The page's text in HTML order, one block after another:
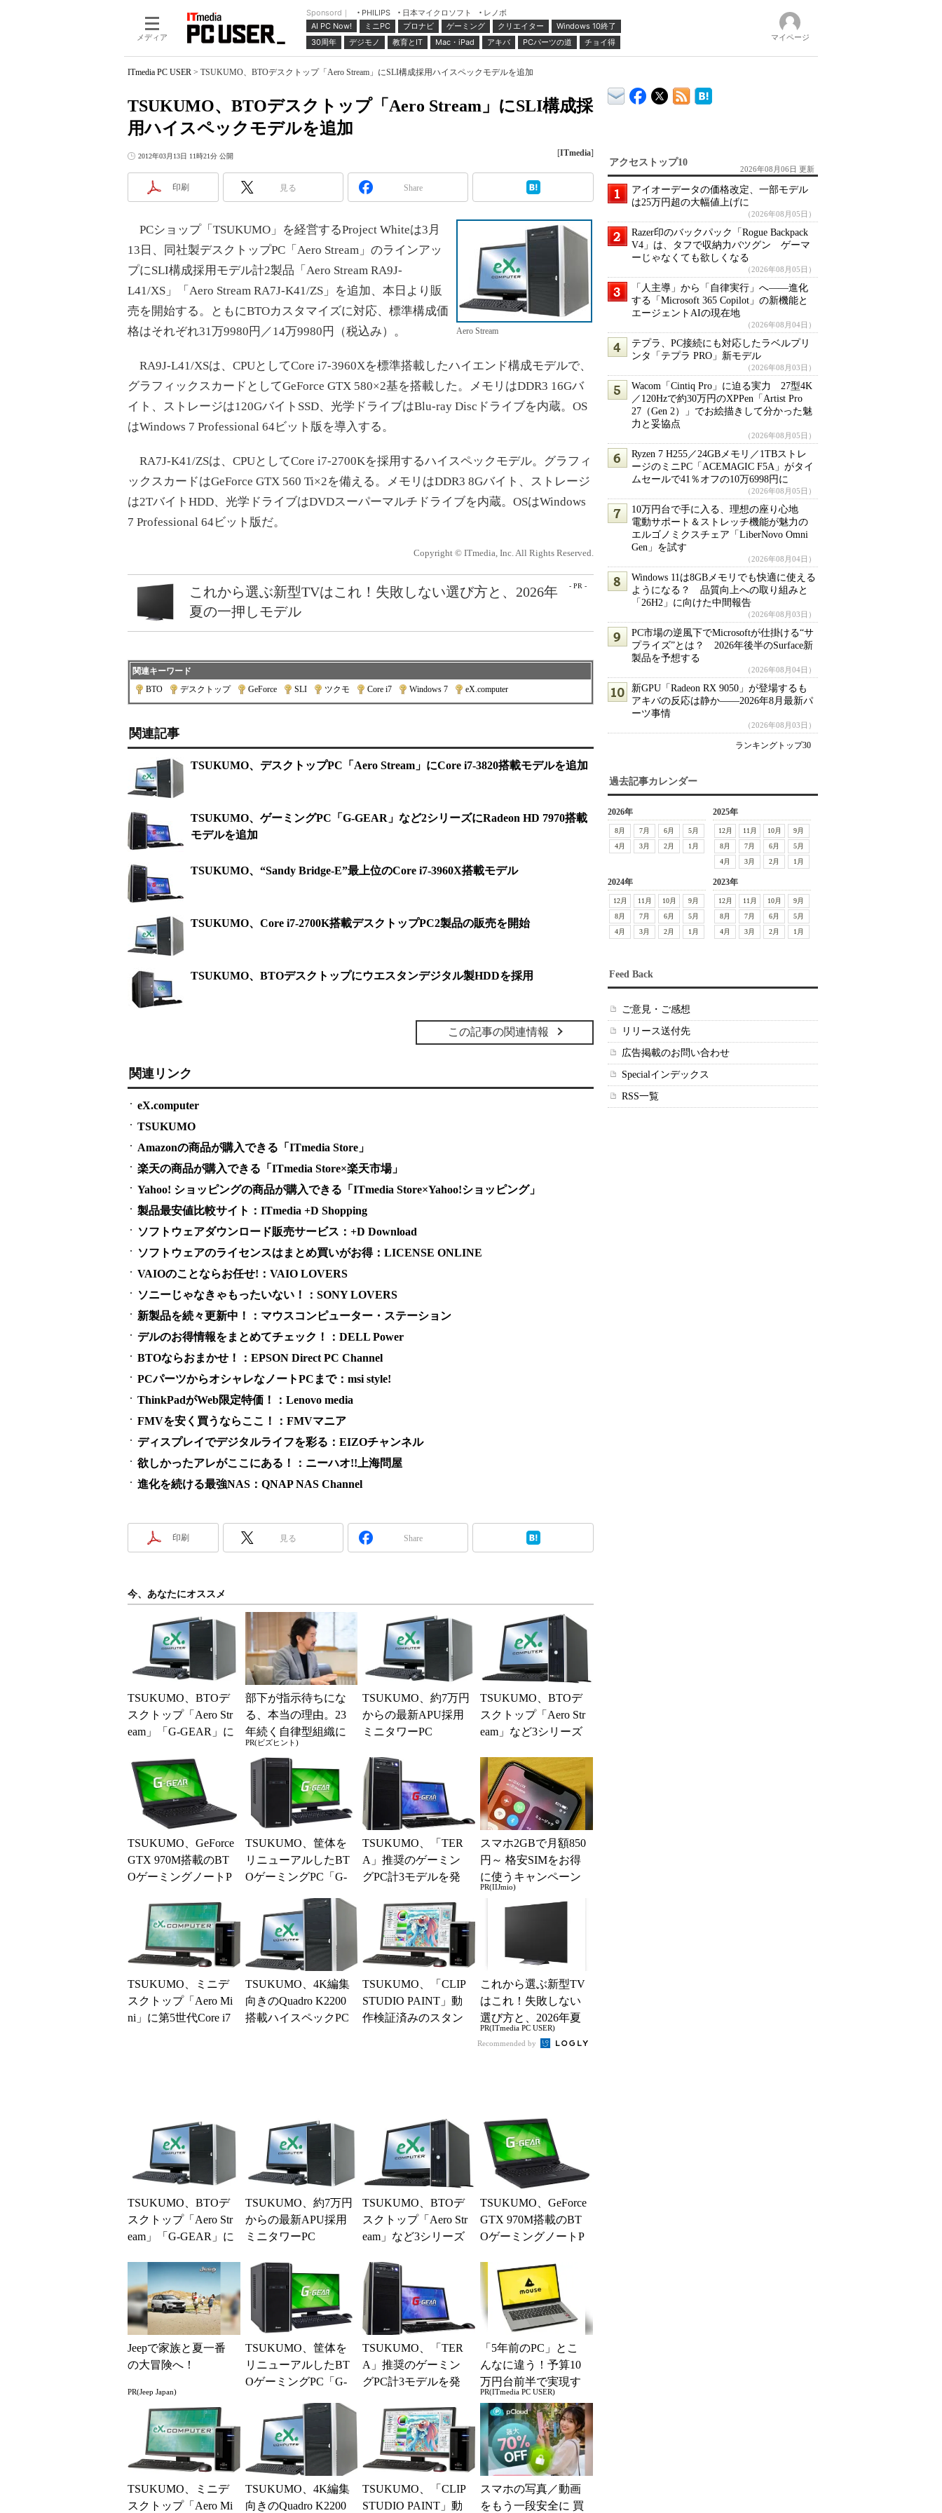
メディア
Sponsord｜ PHILIPS 日本マイクロソフト
レノボ
AI PC Now!
ミニPC プロナビ ゲーミング クリエイター
Windows 10終了
30周年
デジモノ 教育とIT Mac・iPad アキバ PCパーツの道 チョイ得 マイページ
ITmedia PC USER > TSUKUMO、BTOデスクトップ「Aero Stream」にSLI構成採用ハイスペックモデルを追加
TSUKUMO、BTOデスクトップ「Aero Stream」にSLI構成採
用ハイスペックモデルを追加
2012年03月13日 11時21分 公開 [ITmedia]
印刷 見る Share
Aero Stream
PCショップ「TSUKUMO」を経営するProject Whiteは3月
13日、同社製デスクトップPC「Aero Stream」のラインアッ
プにSLI構成採用モデル計2製品「Aero Stream RA9J-
L41/XS」「Aero Stream RA7J-K41/ZS」を追加、本日より販
売を開始する。ともにBTOカスタマイズに対応、標準構成価
格はそれぞれ31万9980円／14万9980円（税込み）。
RA9J-L41/XSは、CPUとしてCore i7-3960Xを標準搭載したハイエンド構成モデルで、
グラフィックスカードとしてGeForce GTX 580×2基を搭載した。メモリはDDR3 16Gバ
イト、ストレージは120GバイトSSD、光学ドライブはBlu-ray Discドライブを内蔵。OS
はWindows 7 Professional 64ビット版を導入する。
RA7J-K41/ZSは、CPUとしてCore i7-2700Kを採用するハイスペックモデル。グラフィ
ックスカードはGeForce GTX 560 Ti×2を備える。メモリはDDR3 8Gバイト、ストレージ
は2TバイトHDD、光学ドライブはDVDスーパーマルチドライブを内蔵。OSはWindows
7 Professional 64ビット版だ。
Copyright © ITmedia, Inc. All Rights Reserved.
- PR -
これから選ぶ新型TVはこれ！失敗しない選び方と、2026年
夏の一押しモデル
関連キーワード
BTO
デスクトップ| GeForce SLI ツクモ Core i7 Windows 7 eX.computer
関連記事
TSUKUMO、デスクトップPC「Aero Stream」にCore i7-3820搭載モデルを追加
TSUKUMO、ゲーミングPC「G-GEAR」など2シリーズにRadeon HD 7970搭載
モデルを追加
TSUKUMO、“Sandy Bridge-E”最上位のCore i7-3960X搭載モデル
TSUKUMO、Core i7-2700K搭載デスクトップPC2製品の販売を開始
TSUKUMO、BTOデスクトップにウエスタンデジタル製HDDを採用
この記事の関連情報
関連リンク
eX.computer
TSUKUMO
Amazonの商品が購入できる「ITmedia Store」
楽天の商品が購入できる「ITmedia Store×楽天市場」
Yahoo! ショッピングの商品が購入できる「ITmedia Store×Yahoo!ショッピング」
製品最安値比較サイト：ITmedia +D Shopping
ソフトウェアダウンロード販売サービス：+D Download
ソフトウェアのライセンスはまとめ買いがお得：LICENSE ONLINE
VAIOのことならお任せ!：VAIO LOVERS
ソニーじゃなきゃもったいない！：SONY LOVERS
新製品を続々更新中！：マウスコンピューター・ステーション
デルのお得情報をまとめてチェック！：DELL Power
BTOならおまかせ！：EPSON Direct PC Channel
PCパーツからオシャレなノートPCまで：msi style!
ThinkPadがWeb限定特価！：Lenovo media
FMVを安く買うならここ！：FMVマニア
ディスプレイでデジタルライフを彩る：EIZOチャンネル
欲しかったアレがここにある！：ニーハオ!!上海問屋
進化を続ける最強NAS：QNAP NAS Channel
印刷 見る Share
今、あなたにオススメ
TSUKUMO、BTOデ
スクトップ「Aero Str
eam」「G-GEAR」に
部下が指示待ちにな
る、本当の理由。23
年続く自律型組織に
共通する「3つの要
素」
PR(ビズヒント)
TSUKUMO、約7万円
からの最新APU採用
ミニタワーPC
TSUKUMO、BTOデ
スクトップ「Aero Str
eam」など3シリーズ
TSUKUMO、GeForce
GTX 970M搭載のBT
OゲーミングノートP
TSUKUMO、筐体を
リニューアルしたBT
OゲーミングPC「G-
TSUKUMO、「TER
A」推奨のゲーミン
グPC計3モデルを発
スマホ2GBで月額850
円～ 格安SIMをお得
に使うキャンペーン
実施中！
PR(IIJmio)
TSUKUMO、ミニデ
スクトップ「Aero Mi
ni」に第5世代Core i7
TSUKUMO、4K編集
向きのQuadro K2200
搭載ハイスペックPC
TSUKUMO、「CLIP
STUDIO PAINT」動
作検証済みのスタン
これから選ぶ新型TV
はこれ！失敗しない
選び方と、2026年夏
の一押しモデル
PR(ITmedia PC USER)
Recommended by
TSUKUMO、BTOデ
スクトップ「Aero Str
eam」「G-GEAR」に
TSUKUMO、約7万円
からの最新APU採用
ミニタワーPC
TSUKUMO、BTOデ
スクトップ「Aero Str
eam」など3シリーズ
TSUKUMO、GeForce
GTX 970M搭載のBT
OゲーミングノートP
Jeepで家族と夏一番
の大冒険へ！
PR(Jeep Japan)
TSUKUMO、筐体を
リニューアルしたBT
OゲーミングPC「G-
TSUKUMO、「TER
A」推奨のゲーミン
グPC計3モデルを発
「5年前のPC」とこ
んなに違う！予算10
万円台前半で実現す
る快適PCライフ
PR(ITmedia PC USER)
TSUKUMO、ミニデ
スクトップ「Aero Mi
TSUKUMO、4K編集
向きのQuadro K2200
TSUKUMO、「CLIP
STUDIO PAINT」動
スマホの写真／動画
をもう一段安全に 買
アクセストップ10
2026年08月06日 更新
アイオーデータの価格改定、一部モデル
は25万円超の大幅値上げに
（2026年08月05日）
Razer印のバックパック「Rogue Backpack
V4」は、タフで収納力バツグン ゲーマ
ーじゃなくても欲しくなる
（2026年08月05日）
「人主導」から「自律実行」へ――進化
する「Microsoft 365 Copilot」の新機能と
エージェントAIの現在地
（2026年08月04日）
テプラ、PC接続にも対応したラベルプリ
ンタ「テプラ PRO」新モデル
（2026年08月03日）
Wacom「Cintiq Pro」に迫る実力 27型4K
／120Hzで約30万円のXPPen「Artist Pro
27（Gen 2）」でお絵描きして分かった魅
力と妥協点
（2026年08月05日）
Ryzen 7 H255／24GBメモリ／1TBストレ
ージのミニPC「ACEMAGIC F5A」がタイ
ムセールで41％オフの10万6998円に
（2026年08月05日）
10万円台で手に入る、理想の座り心地
電動サポート＆ストレッチ機能が魅力の
エルゴノミクスチェア「LiberNovo Omni
Gen」を試す
（2026年08月04日）
Windows 11は8GBメモリでも快適に使える
ようになる？ 品質向上への取り組みと
「26H2」に向けた中間報告
（2026年08月03日）
PC市場の逆風下でMicrosoftが仕掛ける“サ
プライズ”とは？ 2026年後半のSurface新
製品を予想する
（2026年08月04日）
新GPU「Radeon RX 9050」が登場するも
アキバの反応は静か――2026年8月最新パ
ーツ事情
（2026年08月03日）
ランキングトップ30
過去記事カレンダー
2026年
8月 7月 6月
5月
4月
3月 2月 1月
2025年
12月 11月 10月
9月
8月
7月 6月
5月
4月
3月 2月 1月
2024年
12月 11月 10月
9月
8月
7月 6月
5月
4月
3月 2月 1月
2023年
12月 11月 10月
9月
8月
7月 6月
5月
4月
3月 2月 1月
Feed Back
ご意見・ご感想
リリース送付先
広告掲載のお問い合わせ
Specialインデックス
RSS一覧